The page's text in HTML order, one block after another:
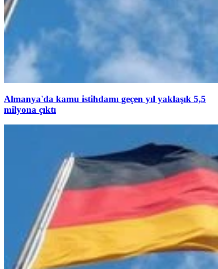
Almanya'da kamu istihdamı geçen yıl yaklaşık 5,5
milyona çıktı